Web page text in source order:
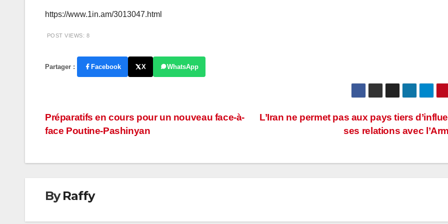
https://www.1in.am/3013047.html
POST VIEWS: 8
Partager : Facebook X WhatsApp
Navigation
l’article
L’Iran ne permet pas aux pays tiers
ses relations avec
Préparatifs en cours pour un nouveau face-à-
face Poutine-Pashinyan
ByRaffy